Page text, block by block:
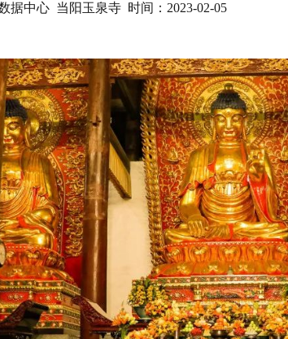
据中心  当阳玉泉寺  时间：2023-02-05